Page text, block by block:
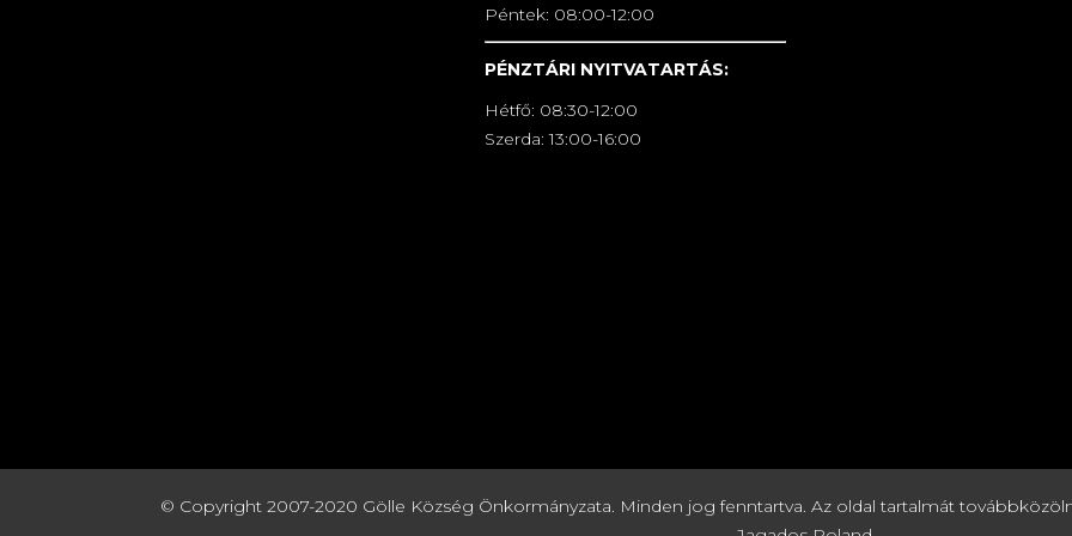
Péntek: 08:00-12:00
PÉNZTÁRI NYITVATARTÁS:
Hétfő: 08:30-12:00
Szerda: 13:00-16:00
© Copyright 2007-2020 Gölle Község Önkormányzata. Minden jog fenntartva. Az oldal tartalmát